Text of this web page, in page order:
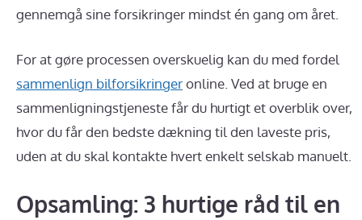
gennemgå sine forsikringer mindst én gang om året.
For at gøre processen overskuelig kan du med fordel
sammenlign bilforsikringeronline. Ved at bruge en
sammenligningstjeneste får du hurtigt et overblik over,
hvor du får den bedste dækning til den laveste pris,
uden at du skal kontakte hvert enkelt selskab manuelt.
Opsamling: 3 hurtige råd til en